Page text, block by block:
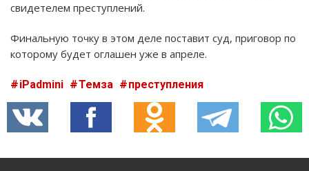
свидетелем преступлений.
Финальную точку в этом деле поставит суд, приговор по
которому будет оглашен уже в апреле.
iPadmini Темза преступления